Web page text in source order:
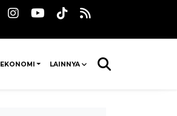
EKONOMI LAINNYA